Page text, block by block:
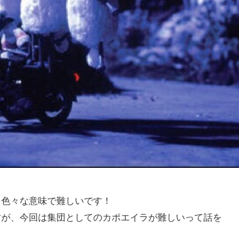
々な意味で難しいです！
、今回は集団としてのカポエイラが難しいって話を